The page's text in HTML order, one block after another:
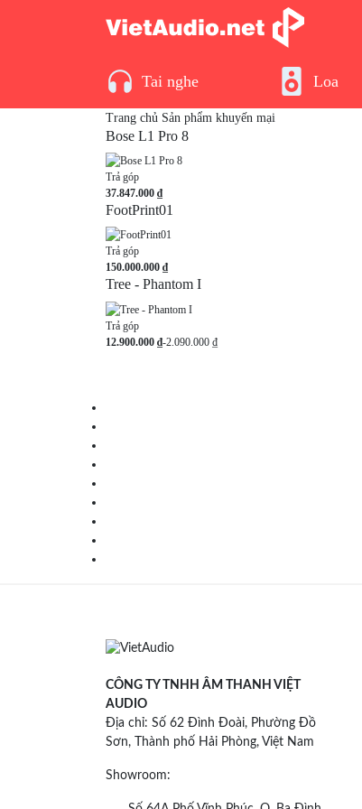
Tai nghe Loa
Trang chủ Sản phẩm khuyến mại
Bose L1 Pro 8
Trả góp
37.847.000 ₫
FootPrint01
Trả góp
150.000.000 ₫
Tree - Phantom I
Trả góp
12.900.000 ₫-2.090.000 ₫
CÔNG TY TNHH ÂM THANH VIỆT
AUDIO
Địa chỉ: Số 62 Đình Đoài, Phường Đồ
Sơn, Thành phố Hải Phòng, Việt Nam
Showroom: